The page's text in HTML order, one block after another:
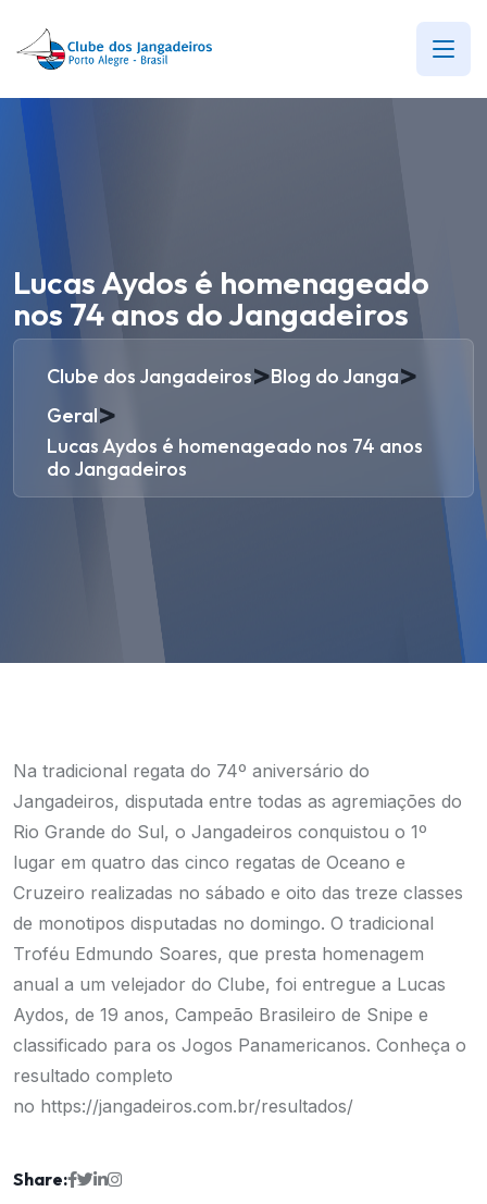
Lucas Aydos é homenageado
nos 74 anos do Jangadeiros
Clube dos Jangadeiros>Blog do Janga>
Geral>
Lucas Aydos é homenageado nos 74 anos
do Jangadeiros
Na tradicional regata do 74º aniversário do
Jangadeiros, disputada entre todas as agremiações do
Rio Grande do Sul, o Jangadeiros conquistou o 1º
lugar em quatro das cinco regatas de Oceano e
Cruzeiro realizadas no sábado e oito das treze classes
de monotipos disputadas no domingo. O tradicional
Troféu Edmundo Soares, que presta homenagem
anual a um velejador do Clube, foi entregue a Lucas
Aydos, de 19 anos, Campeão Brasileiro de Snipe e
classificado para os Jogos Panamericanos. Conheça o
resultado completo
no https://jangadeiros.com.br/resultados/
Share: